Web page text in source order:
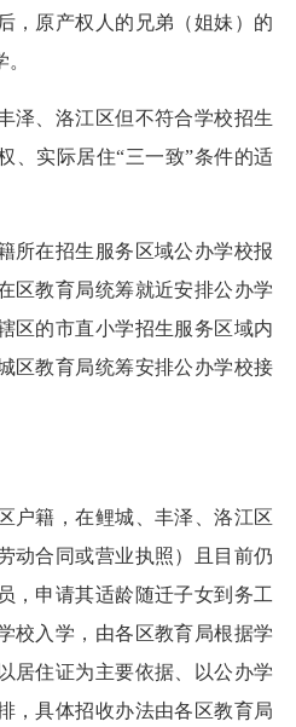
，原产权人的兄弟（姐妹）的
、洛江区但不符合学校招生
、实际居住“三一致”条件的适
在招生服务区域公办学校报
区教育局统筹就近安排公办学
区的市直小学招生服务区域内
区教育局统筹安排公办学校接
籍，在鲤城、丰泽、洛江区
动合同或营业执照）且目前仍
，申请其适龄随迁子女到务工
校入学，由各区教育局根据学
居住证为主要依据、以公办学
，具体招收办法由各区教育局